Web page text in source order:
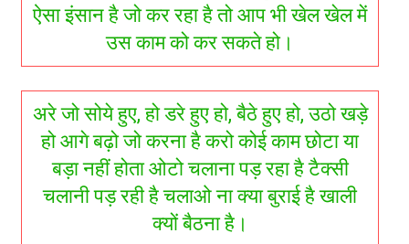
ऐसा इंसान है जो कर रहा है तो आप भी खेल खेल में
उस काम को कर सकते हो।
अरे जो सोये हुए, हो डरे हुए हो, बैठे हुए हो, उठो खड़े
हो आगे बढ़ो जो करना है करो कोई काम छोटा या
बड़ा नहीं होता ओटो चलाना पड़ रहा है टैक्सी
चलानी पड़ रही है चलाओ ना क्या बुराई है खाली
क्यों बैठना है।